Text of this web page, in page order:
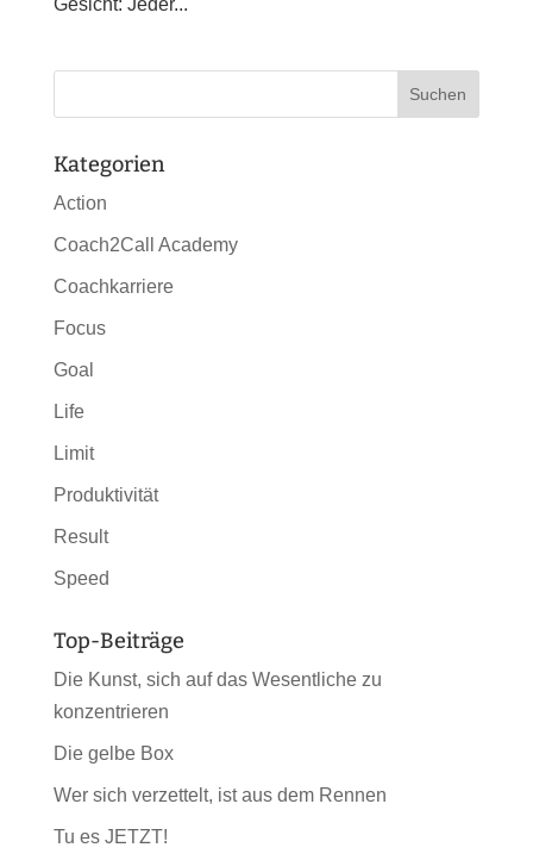
Gesicht: Jeder...
Kategorien
Action
Coach2Call Academy
Coachkarriere
Focus
Goal
Life
Limit
Produktivität
Result
Speed
Top-Beiträge
Die Kunst, sich auf das Wesentliche zu
konzentrieren
Die gelbe Box
Wer sich verzettelt, ist aus dem Rennen
Tu es JETZT!